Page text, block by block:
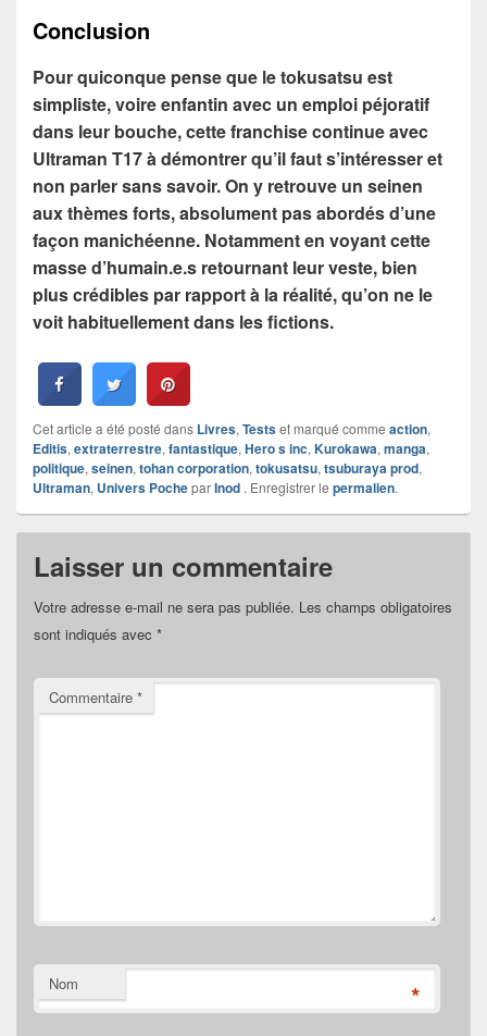
Conclusion
Pour quiconque pense que le tokusatsu est
simpliste, voire enfantin avec un emploi péjoratif
dans leur bouche, cette franchise continue avec
Ultraman T17 à démontrer qu’il faut s’intéresser et
non parler sans savoir. On y retrouve un seinen
aux thèmes forts, absolument pas abordés d’une
façon manichéenne. Notamment en voyant cette
masse d’humain.e.s retournant leur veste, bien
plus crédibles par rapport à la réalité, qu’on ne le
voit habituellement dans les fictions.
Cet article a été posté dans Livres,Testset marqué comme action,
Editis,extraterrestre,fantastique,Hero s inc,Kurokawa,manga,
politique,seinen,tohan corporation,tokusatsu,tsuburaya prod,
Ultraman, Univers PocheparInod . Enregistrer le permalien.
Laisser un commentaire
Votre adresse e-mail ne sera pas publiée. Les champs obligatoires
sont indiqués avec *
Commentaire *
Nom *